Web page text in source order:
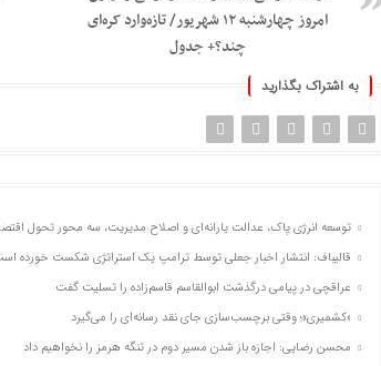
امروز چهارشنبه ۱۲ شهریور/ تازه‌وارد کره‌ای
چند؟+ جدول
به اشتراک بگذارید
توسعه انرژی پاک، عدالت یارانه‌ای و اصلاح مدیریت، سه محور تحول
قالیباف: انتشار اخبار جعلی توسط ترامپ یک استراتژی شکست خورده
عراقچی در پیامی درگذشت ابوالقاسم قاسم‌زاده را تسلیت گفت
«کشمیری»؛ وقتی برچسب‌سازی جای نقد رسانه‌ای را می‌گیرد
محسن رضایی: اجازه باز شدن مسیر دوم در تنگه هرمز را نخواهیم داد